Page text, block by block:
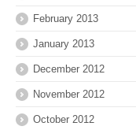
February 2013
January 2013
December 2012
November 2012
October 2012